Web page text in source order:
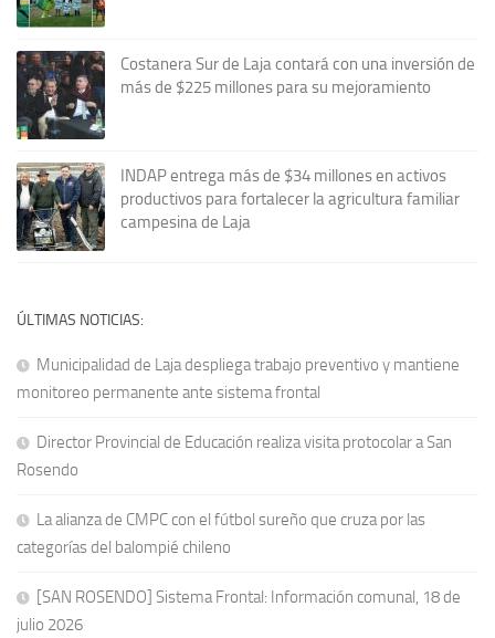
Costanera Sur de Laja contará con una inversión de
más de $225 millones para su mejoramiento
INDAP entrega más de $34 millones en activos
productivos para fortalecer la agricultura familiar
campesina de Laja
ÚLTIMAS NOTICIAS:
Municipalidad de Laja despliega trabajo preventivo y mantiene
monitoreo permanente ante sistema frontal
Director Provincial de Educación realiza visita protocolar a San
Rosendo
La alianza de CMPC con el fútbol sureño que cruza por las
categorías del balompié chileno
[SAN ROSENDO] Sistema Frontal: Información comunal, 18 de
julio 2026